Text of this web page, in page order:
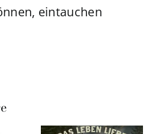
eintauchen